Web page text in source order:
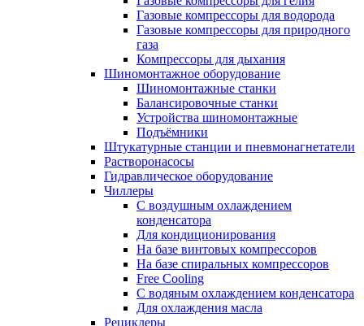
Газовые компрессоры для водорода
Газовые компрессоры для природного
газа
Компрессоры для дыхания
Шиномонтажное оборудование
Шиномонтажные станки
Балансировочные станки
Устройства шиномонтажные
Подъёмники
Штукатурные станции и пневмонагнетатели
Растворонасосы
Гидравлическое оборудование
Чиллеры
С воздушным охлаждением
конденсатора
Для кондиционирования
На базе винтовых компрессоров
На базе спиральных компрессоров
Free Cooling
С водяным охлаждением конденсатора
Для охлаждения масла
Рециклеры